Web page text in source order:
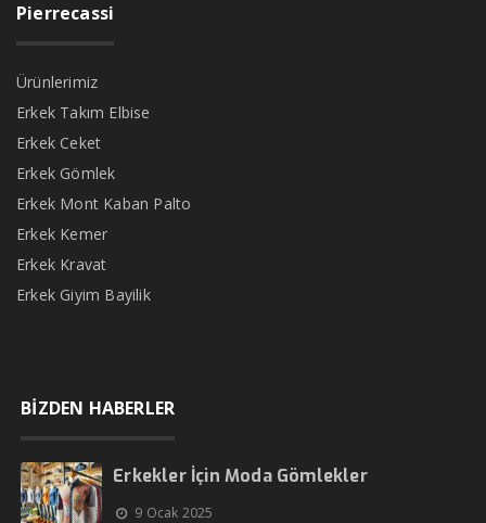
Pierrecassi
Ürünlerimiz
Erkek Takım Elbise
Erkek Ceket
Erkek Gömlek
Erkek Mont Kaban Palto
Erkek Kemer
Erkek Kravat
Erkek Giyim Bayilik
BİZDEN HABERLER
Erkekler İçin Moda Gömlekler
9 Ocak 2025